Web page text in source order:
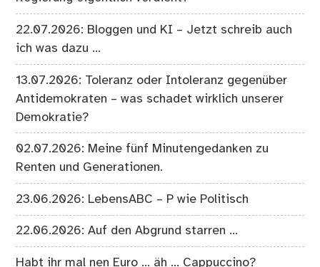
22.07.2026: Bloggen und KI – Jetzt schreib auch
ich was dazu …
13.07.2026: Toleranz oder Intoleranz gegenüber
Antidemokraten – was schadet wirklich unserer
Demokratie?
02.07.2026: Meine fünf Minutengedanken zu
Renten und Generationen.
23.06.2026: LebensABC – P wie Politisch
22.06.2026: Auf den Abgrund starren …
Habt ihr mal nen Euro … äh … Cappuccino?